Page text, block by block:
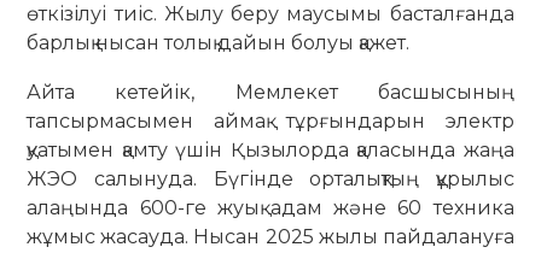
өткізілуі тиіс. Жылу беру маусымы басталғанда
барлық нысан толық дайын болуы қажет.
Айта кетейік, Мемлекет басшысының
тапсырмасымен аймақ тұрғындарын электр
қуатымен қамту үшін Қызылорда қаласында жаңа
ЖЭО салынуда. Бүгінде орталықтың құрылыс
алаңында 600-ге жуық адам және 60 техника
жұмыс жасауда. Нысан 2025 жылы пайдалануға